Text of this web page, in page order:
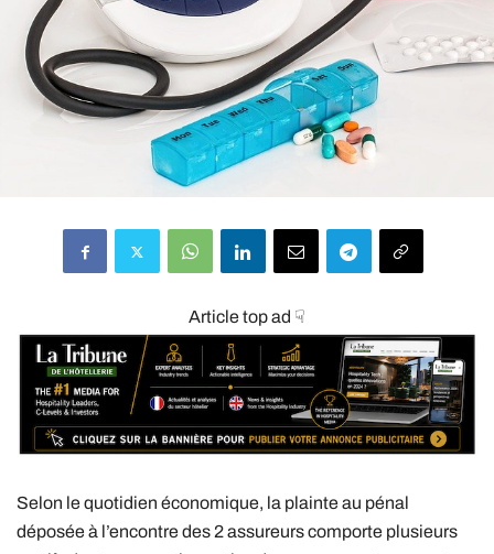
Article top ad ☟
Selon le quotidien économique, la plainte au pénal
déposée à l’encontre des 2 assureurs comporte plusieurs